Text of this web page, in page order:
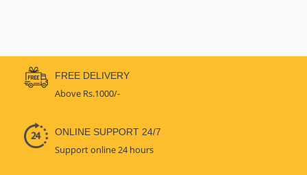
FREE DELIVERY
Above Rs.1000/-
ONLINE SUPPORT 24/7
Support online 24 hours